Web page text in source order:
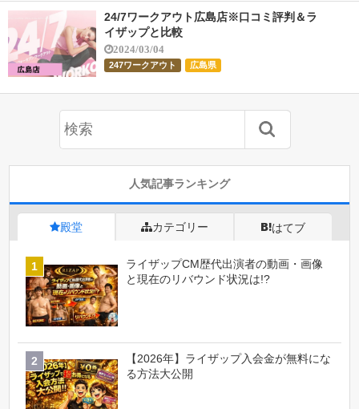
24/7ワークアウト広島店※口コミ評判＆ラ
イザップと比較
2024/03/04
247ワークアウト 広島県
人気記事ランキング
殿堂 カテゴリー はてブ
ライザップCM歴代出演者の動画・画像
と現在のリバウンド状況は!?
【2026年】ライザップ入会金が無料にな
る方法大公開